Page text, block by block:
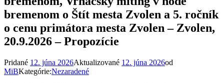
bremenom o Štít mesta Zvolen a 5. ročník
o cenu primátora mesta Zvolen – Zvolen,
20.9.2026 – Propozície
Pridané 12. júna 2026Aktualizované 12. júna 2026od
MiBKategórie:Nezaradené